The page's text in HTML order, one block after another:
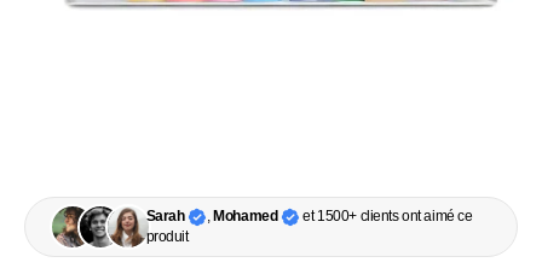
Sarah , Mohamed
et 1500+ clients ont aimé ce
produit